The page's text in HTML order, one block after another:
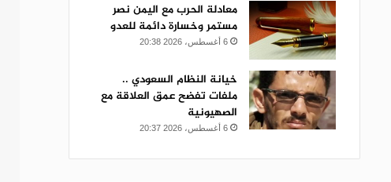
معادلة الحرب مع اليمن نصر
مستمر وخسارة دائمة للعدو
6 أغسطس، 2026 20:38
خيانة النظام السعودي ..
ملفات تفضح عمق العلاقة مع
الصهيونية
6 أغسطس، 2026 20:37